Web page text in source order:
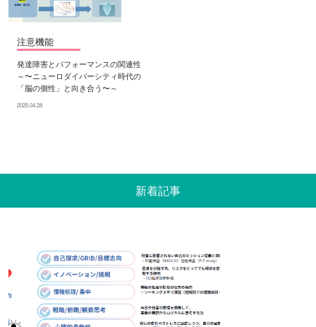
注意機能
発達障害とパフォーマンスの関連性
～〜ニューロダイバーシティ時代の
「脳の個性」と向き合う〜～
2025.04.28
新着記事